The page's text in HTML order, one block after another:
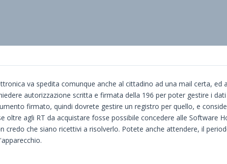
va spedita comunque anche al cittadino ad una mail certa, ed
autorizzazione scritta e firmata della 196 per poter gestire i
firmato, quindi dovrete gestire un registro per quello, e
oltre agli RT da acquistare fosse possibile concedere alle
credo che siano ricettivi a risolverlo. Potete anche attendere, il